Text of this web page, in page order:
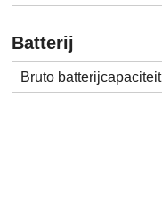
Batterij
Bruto batterijcapaciteit